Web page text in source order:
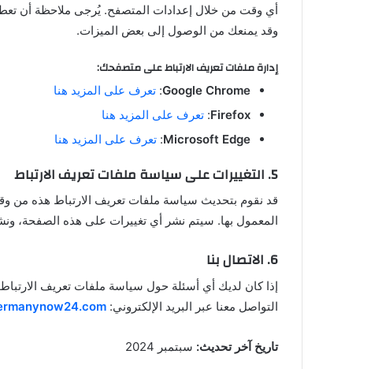
أي وقت من خلال إعدادات المتصفح. يُرجى ملاحظة أن
وقد يمنعك من الوصول إلى بعض الميزات.
إدارة ملفات تعريف الارتباط على متصفحك:
Google Chrome
: تعرف على المزيد هنا
Firefox
: تعرف على المزيد هنا
Microsoft Edge
: تعرف على المزيد هنا
5. التغييرات على سياسة ملفات تعريف الارتباط
قد نقوم بتحديث سياسة ملفات تعريف الارتباط هذه من
المعمول بها. سيتم نشر أي تغييرات على هذه الصفحة،
6. الاتصال بنا
إذا كان لديك أي أسئلة حول سياسة ملفات تعريف
التواصل معنا عبر البريد الإلكتروني:
تاريخ آخر تحديث: سبتمبر 2024